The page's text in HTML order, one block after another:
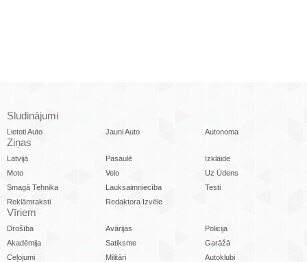
Sludinājumi
Lietoti Auto Jauni Auto Autonoma
Ziņas
Latvijā Pasaulē
Izklaide
Moto
Velo
Uz Ūdens
Smagā Tehnika
Lauksaimniecība
Testi
Reklāmraksti
Redaktora Izvēle
Vīriem
Drošība Avārijas
Policija
Akadēmija
Satiksme
Garāžā
Ceļojumi
Militāri
Autoklubi